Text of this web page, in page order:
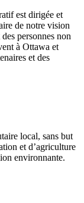
est dirigée et
de notre vision
personnes non
à Ottawa et
et des
local, sans but
et d’agriculture
environnante.